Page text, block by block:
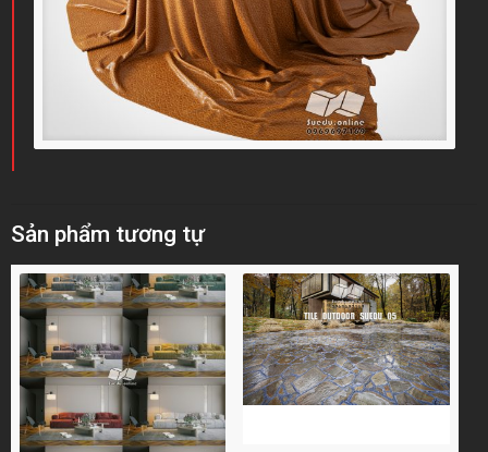
Sản phẩm tương tự